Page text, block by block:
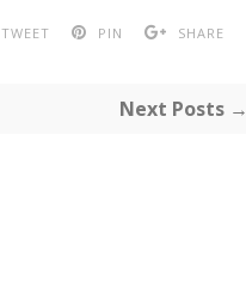
TWEET PIN SHARE
Next Posts →